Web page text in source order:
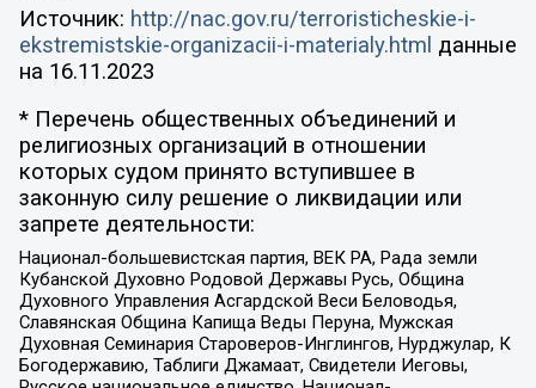
Источник: http://nac.gov.ru/terroristicheskie-i-
ekstremistskie-organizacii-i-materialy.html данные
на 16.11.2023
* Перечень общественных объединений и
религиозных организаций в отношении
которых судом принято вступившее в
законную силу решение о ликвидации или
запрете деятельности:
Национал-большевистская партия, ВЕК РА, Рада земли
Кубанской Духовно Родовой Державы Русь, Община
Духовного Управления Асгардской Веси Беловодья,
Славянская Община Капища Веды Перуна, Мужская
Духовная Семинария Староверов-Инглингов, Нурджулар, К
Богодержавию, Таблиги Джамаат, Свидетели Иеговы,